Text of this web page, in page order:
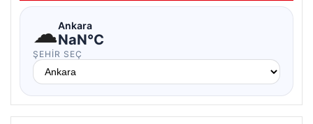
☁Ankara
NaN°C
ŞEHIR SEÇ